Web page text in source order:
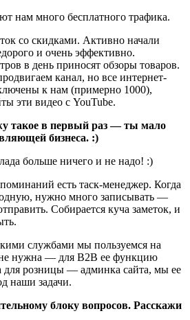
нам много бесплатного трафика.
со скидками. Активно начали
и очень эффективно.
в день приносят обзоры товаров.
канал, но все интернет-
к нам (примерно 1000),
эти видео с YouTube.
такое в первый раз — ты мало
бизнеса. :)
больше ничего и не надо! :)
есть таск-менеджер. Когда
нужно много записывать —
Собирается куча заметок, и
службами мы пользуемся на
нужна — для B2B ее функцию
розницы — админка сайта, мы ее
наши задачи.
блоку вопросов. Расскажи